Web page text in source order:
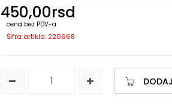
450,00rsd
cena bez PDV-a
Šifra artikla: 220668